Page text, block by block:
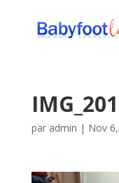
par admin | Nov